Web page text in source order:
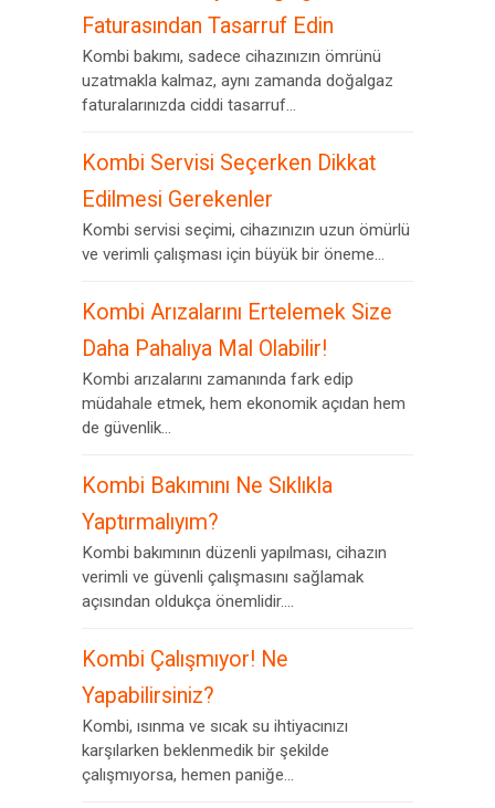
Faturasından Tasarruf Edin
Kombi bakımı, sadece cihazınızın ömrünü
uzatmakla kalmaz, aynı zamanda doğalgaz
faturalarınızda ciddi tasarruf...
Kombi Servisi Seçerken Dikkat
Edilmesi Gerekenler
Kombi servisi seçimi, cihazınızın uzun ömürlü
ve verimli çalışması için büyük bir öneme...
Kombi Arızalarını Ertelemek Size
Daha Pahalıya Mal Olabilir!
Kombi arızalarını zamanında fark edip
müdahale etmek, hem ekonomik açıdan hem
de güvenlik...
Kombi Bakımını Ne Sıklıkla
Yaptırmalıyım?
Kombi bakımının düzenli yapılması, cihazın
verimli ve güvenli çalışmasını sağlamak
açısından oldukça önemlidir....
Kombi Çalışmıyor! Ne
Yapabilirsiniz?
Kombi, ısınma ve sıcak su ihtiyacınızı
karşılarken beklenmedik bir şekilde
çalışmıyorsa, hemen paniğe...